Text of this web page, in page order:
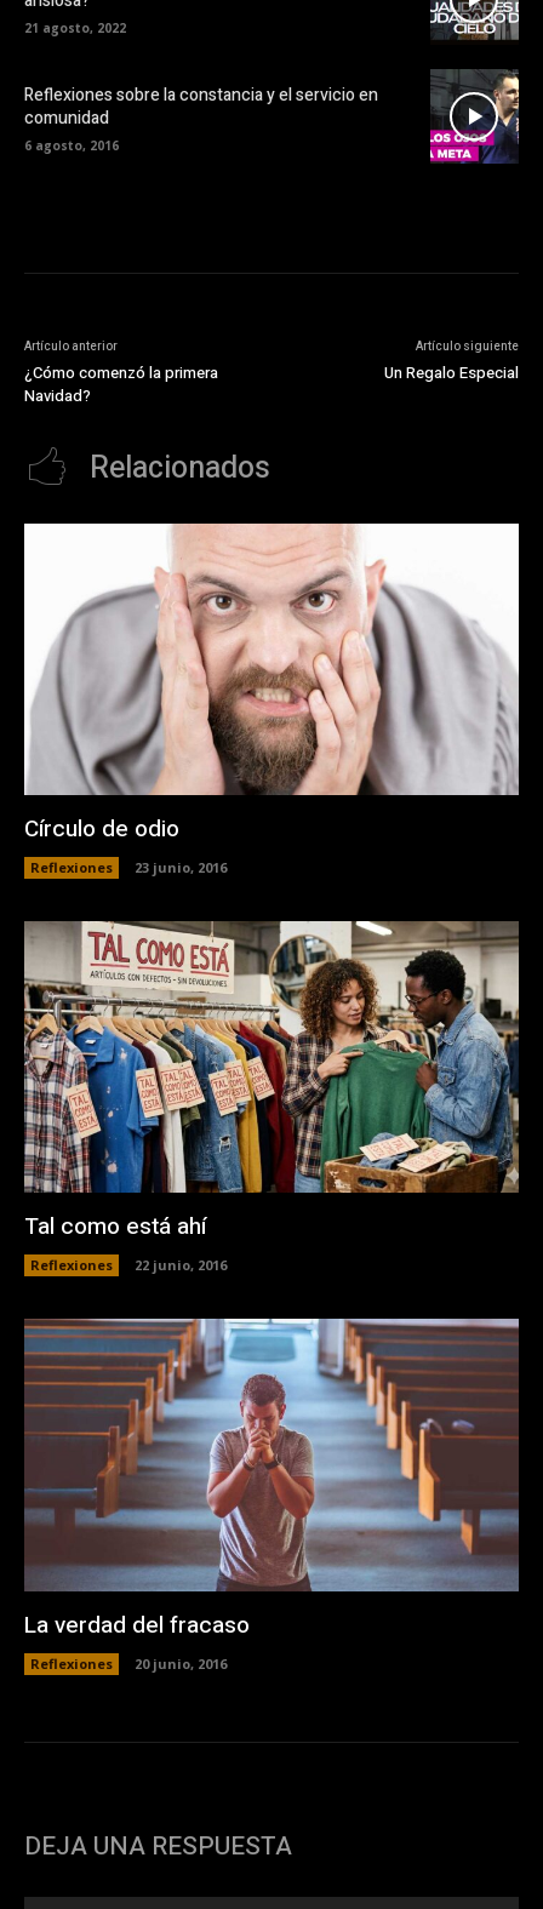
21 agosto, 2022
Reflexiones sobre la constancia y el servicio en
comunidad
6 agosto, 2016
Artículo anterior
¿Cómo comenzó la primera
Navidad?
Artículo siguiente
Un Regalo Especial
Relacionados
Círculo de odio
Reflexiones 23 junio, 2016
Tal como está ahí
Reflexiones 22 junio, 2016
La verdad del fracaso
Reflexiones 20 junio, 2016
DEJA UNA RESPUESTA